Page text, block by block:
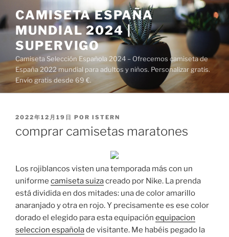
al
contenido
CAMISETA ESPAÑA
MUNDIAL 2024 |
SUPERVIGO
Camiseta Selección Española 2024 – Ofrecemos camiseta de
España 2022 mundial para adultos y niños. Personalizar gratis.
Envío gratis desde 69 €.
PUBLICADO
2022年12月19日 POR ISTERN
comprar camisetas maratones
Los rojiblancos visten una temporada más con un
uniforme camiseta suizacreado por Nike. La prenda
está dividida en dos mitades: una de color amarillo
anaranjado y otra en rojo. Y precisamente es ese color
dorado el elegido para esta equipación equipacion
seleccion españolade visitante. Me habéis pegado la